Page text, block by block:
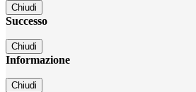
Chiudi
Successo
Chiudi
Informazione
Chiudi